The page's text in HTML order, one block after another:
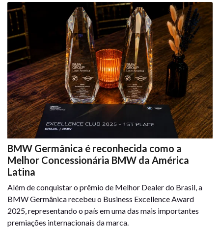
BMW Germânica é reconhecida como a
Melhor Concessionária BMW da América
Latina
Além de conquistar o prêmio de Melhor Dealer do Brasil, a
BMW Germânica recebeu o Business Excellence Award
2025, representando o país em uma das mais importantes
premiações internacionais da marca.